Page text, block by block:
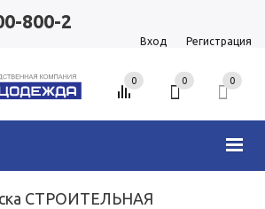
800-2
Вход Регистрация
0 0
0
СТРОИТЕЛЬНАЯ